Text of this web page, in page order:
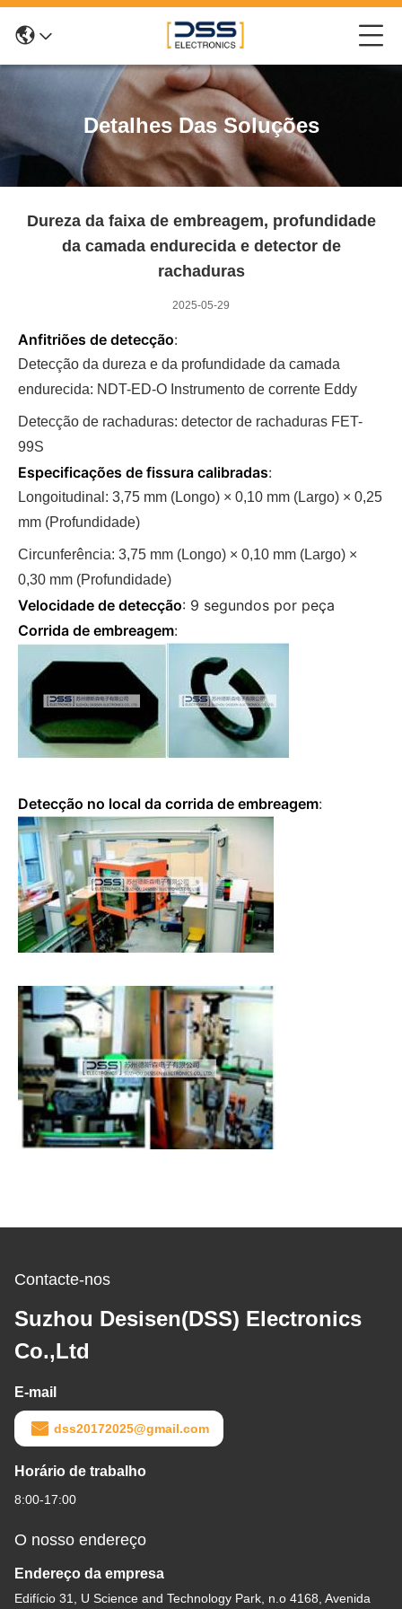
Detalhes Das Soluções
Dureza da faixa de embreagem, profundidade
da camada endurecida e detector de
rachaduras
2025-05-29
Anfitriões de detecção:
Detecção da dureza e da profundidade da camada
endurecida: NDT-ED-O Instrumento de corrente Eddy
Detecção de rachaduras: detector de rachaduras FET-
99S
Especificações de fissura calibradas:
Longoitudinal: 3,75 mm (Longo) × 0,10 mm (Largo) × 0,25
mm (Profundidade)
Circunferência: 3,75 mm (Longo) × 0,10 mm (Largo) ×
0,30 mm (Profundidade)
Velocidade de detecção: 9 segundos por peça
Corrida de embreagem:
Detecção no local da corrida de embreagem:
Contacte-nos
Suzhou Desisen(DSS) Electronics
Co.,Ltd
E-mail
dss20172025@gmail.com
Horário de trabalho
8:00-17:00
O nosso endereço
Endereço da empresa
Edifício 31, U Science and Technology Park, n.o 4168, Avenida